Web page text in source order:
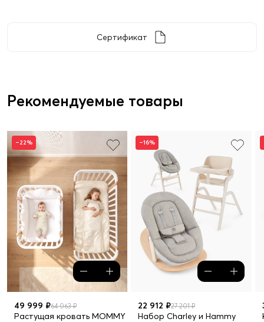
Сертификат
Рекомендуемые товары
–22%
49 999 ₽64 063 ₽
Растущая кровать MOMMY LUX в наборе 10 предметов
–16%
22 912 ₽27 201 ₽
Набор Charley и Hammy